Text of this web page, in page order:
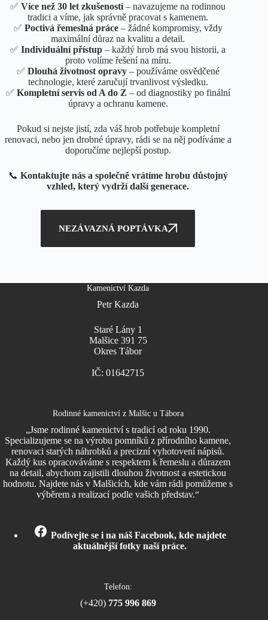
✅Více než 30 let zkušeností– navazujeme na rodinnou
tradici a víme, jak správně pracovat s kamenem.
✅ Poctivá řemeslná práce– žádné kompromisy, vždy
maximální důraz na kvalitu a detail.
✅Individuální přístup – každý hrob má svou historii, a
proto volíme řešení na míru.
✅ Dlouhá životnost opravy– používáme osvědčené
technologie, které zaručují trvanlivost výsledku.
✅ Kompletní servis od A do Z – od diagnostiky po finální
úpravy a ochranu kamene.
Pokud si nejste jistí, zda váš hrob potřebuje kompletní
renovaci, nebo jen drobné úpravy, rádi se na něj podíváme a
doporučíme nejlepší postup.
📞 Kontaktujte nás a společně vrátíme hrobu důstojný
vzhled, který vydrží další generace.
NEZÁVAZNÁ POPTÁVKA
Kamenictví Kazda
Petr Kazda
Staré Lány 1
Malšice 391 75
Okres Tábor
IČ: 01642715
Rodinné kamenictví z Malšic u Tábora
„Jsme rodinné kamenictví s tradicí od roku 1990.
Specializujeme se na výrobu pomníků z přírodního kamene,
renovaci starých náhrobků a precizní vyhotovení nápisů.
Každý kus opracováváme s respektem k řemeslu a důrazem
na detail, abychom zajistili dlouhou životnost a estetickou
hodnotu. Najdete nás v Malšicích, kde vám rádi pomůžeme s
výběrem a realizací podle vašich představ.“
Podívejte se i na náš Facebook, kde najdete
aktuálnější fotky naší práce.
Telefon:
(+420) 775 996 869